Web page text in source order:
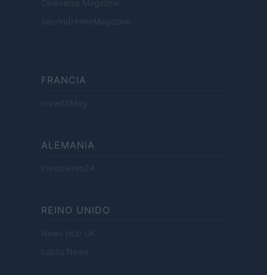
Cineverse Magazine
SecondHomeMagazine
FRANCIA
InvestirMag
ALEMANIA
Investieren24
REINO UNIDO
News Hub UK
Lgbtq News